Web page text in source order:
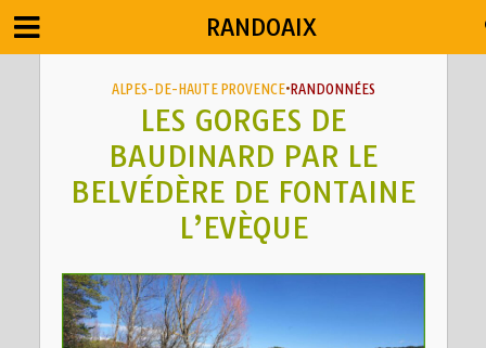
RANDOAIX
ALPES-DE-HAUTE PROVENCE• RANDONNÉES
LES GORGES DE
BAUDINARD PAR LE
BELVÉDÈRE DE FONTAINE
L’EVÈQUE